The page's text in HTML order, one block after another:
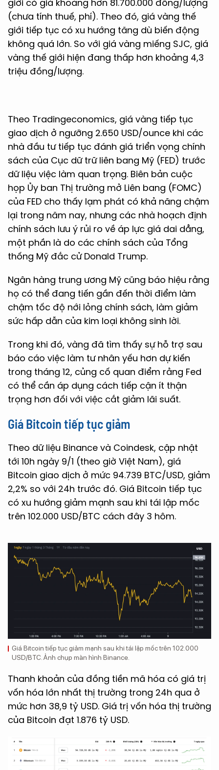
giới có giá khoảng hơn 81.700.000 đồng/lượng
(chưa tính thuế, phí). Theo đó, giá vàng thế
giới tiếp tục có xu hướng tăng dù biến động
không quá lớn. So với giá vàng miếng SJC, giá
vàng thế giới hiện đang thấp hơn khoảng 4,3
triệu đồng/lượng.
Theo Tradingeconomics, giá vàng tiếp tục
giao dịch ở ngưỡng 2.650 USD/ounce khi các
nhà đầu tư tiếp tục đánh giá triển vọng chính
sách của Cục dữ trữ liên bang Mỹ (FED) trước
dữ liệu việc làm quan trọng. Biên bản cuộc
họp Ủy ban Thị trường mở Liên bang (FOMC)
của FED cho thấy lạm phát có khả năng chậm
lại trong năm nay, nhưng các nhà hoạch định
chính sách lưu ý rủi ro về áp lực giá dai dẳng,
một phần là do các chính sách của Tổng
thống Mỹ đắc cử Donald Trump.
Ngân hàng trung ương Mỹ cũng báo hiệu rằng
họ có thể đang tiến gần đến thời điểm làm
chậm tốc độ nới lỏng chính sách, làm giảm
sức hấp dẫn của kim loại không sinh lời.
Trong khi đó, vàng đã tìm thấy sự hỗ trợ sau
báo cáo việc làm tư nhân yếu hơn dự kiến ​​
trong tháng 12, củng cố quan điểm rằng Fed
có thể cần áp dụng cách tiếp cận ít thận
trọng hơn đối với việc cắt giảm lãi suất.
Giá Bitcoin tiếp tục giảm
Theo dữ liệu Binance và Coindesk, cập nhật
tới 10h ngày 9/1 (theo giờ Việt Nam), giá
Bitcoin giao dịch ở mức 94.739 BTC/USD, giảm
2,2% so với 24h trước đó. Giá Bitcoin tiếp tục
có xu hướng giảm mạnh sau khi tái lập mốc
trên 102.000 USD/BTC cách đây 3 hôm.
Giá Bitcoin tiếp tục giảm mạnh sau khi tái lập mốc trên 102.000
USD/BTC. Ảnh chụp màn hình Binance.
Thanh khoản của đồng tiền mã hóa có giá trị
vốn hóa lớn nhất thị trường trong 24h qua ở
mức hơn 38,9 tỷ USD. Giá trị vốn hóa thị trường
của Bitcoin đạt 1.876 tỷ USD.